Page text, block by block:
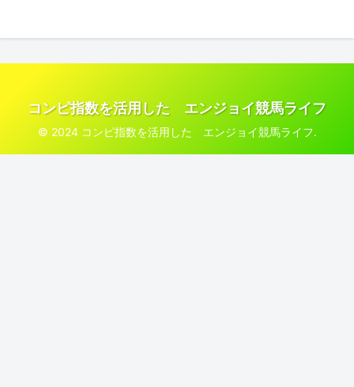
コンピ指数を活用した エンジョイ競馬ライフ
© 2024 コンピ指数を活用した エンジョイ競馬ライフ.